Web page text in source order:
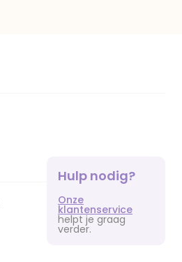
Hulp nodig?
Onze
klantenservice
helpt je graag
verder.